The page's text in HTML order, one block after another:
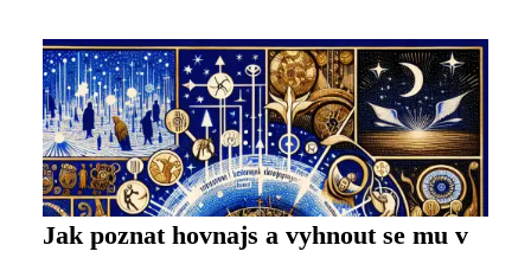
Jak poznat hovnajs a vyhnout se mu v